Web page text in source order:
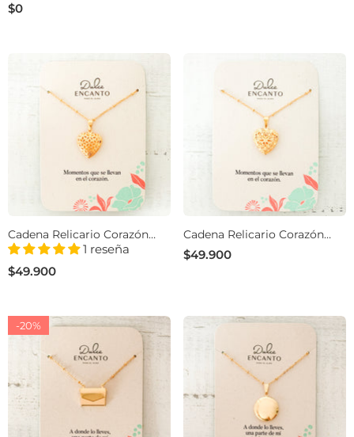
$0
Cadena Relicario Corazón
Flores De Pétalos1 reseña
$49.900
Cadena Relicario Corazón
Pequeño Filigrana
$49.900
-20%